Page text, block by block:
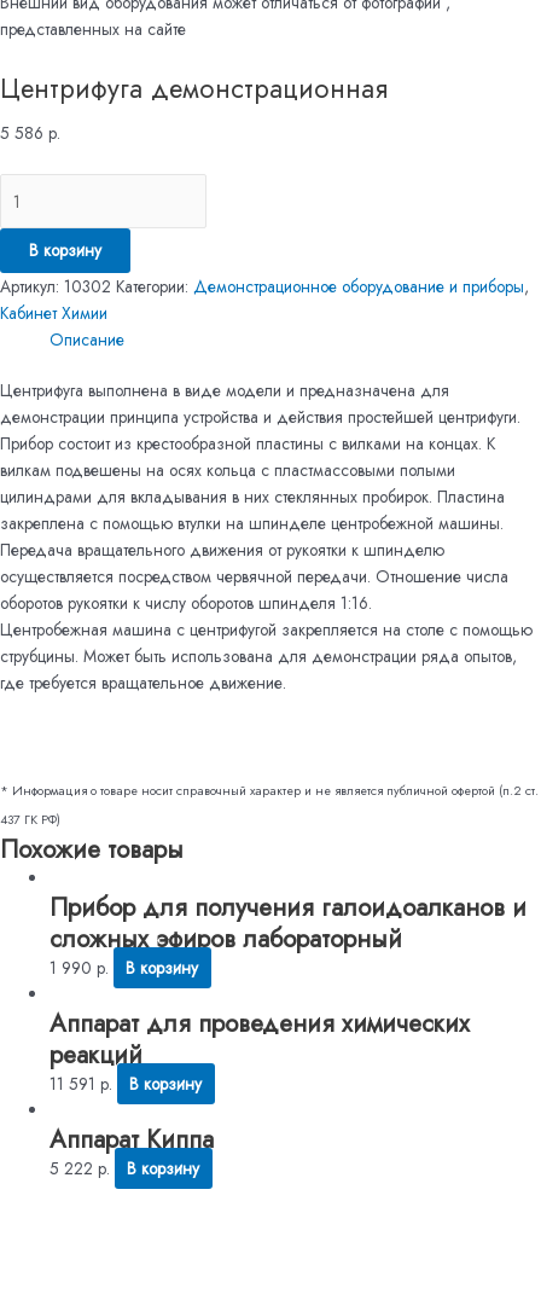
представленных на сайте
Центрифуга демонстрационная
5 586 р.
В корзину
Артикул: 10302 Категории: Демонстрационное оборудование и приборы,
Кабинет Химии
Описание
Центрифуга выполнена в виде модели и предназначена для
демонстрации принципа устройства и действия простейшей центрифуги.
Прибор состоит из крестообразной пластины с вилками на концах. К
вилкам подвешены на осях кольца с пластмассовыми полыми
цилиндрами для вкладывания в них стеклянных пробирок. Пластина
закреплена с помощью втулки на шпинделе центробежной машины.
Передача вращательного движения от рукоятки к шпинделю
осуществляется посредством червячной передачи. Отношение числа
оборотов рукоятки к числу оборотов шпинделя 1:16.
Центробежная машина с центрифугой закрепляется на столе с помощью
струбцины. Может быть использована для демонстрации ряда опытов,
где требуется вращательное движение.
* Информация о товаре носит справочный характер и не является публичной офертой (п.2 ст.
437 ГК РФ)
Похожие товары
Прибор для получения галоидоалканов и
сложных эфиров лабораторный
1 990р. В корзину
Аппарат для проведения химических
реакций
11 591р. В корзину
Аппарат Киппа
5 222р. В корзину